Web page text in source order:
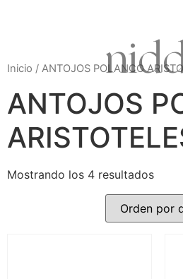
Inicio / ANTOJOS POLANCO
ANTOJOS
Mostrando los 4 resultados